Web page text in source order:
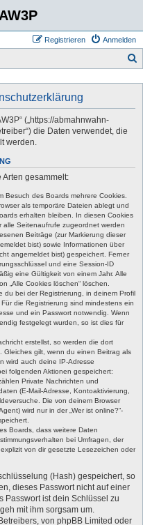
Anmelden
Registrieren
(„https://abmahnwahn-
die Daten verwendet, die
werden.
gesammelt:
Besuch des Boards mehrere Cookies.
als temporäre Dateien ablegt und
erhalten bleiben. In diesen Cookies
alle Seitenaufrufe zugeordnet werden
Beiträge (zur Markierung dieser
bist) sowie Informationen über
angemeldet bist) gespeichert. Ferner
und eine Session-ID
eine Gültigkeit von einem Jahr. Alle
„Alle Cookies löschen“ löschen.
du bei der Registrierung, in deinem Profil
die Registrierung sind mindestens ein
und ein Passwort notwendig. Wenn
festgelegt wurden, so ist dies für
erstellst, so werden die dort
gilt, wenn du einen Beitrag als
wird auch deine IP-Adresse
folgenden Aktionen gespeichert:
Private Nachrichten und
(E-Mail-Adresse, Kontoaktivierung,
Die von deinem Browser
wird nur in der „Wer ist online?“-
Boards, dass weitere Daten
bei Umfragen, der
von dir gesetzte Lesezeichen oder
(Hash) gespeichert, so
dieses Passwort nicht auf einer
Passwort ist dein Schlüssel zu
mit ihm sorgsam um.
von phpBB Limited oder